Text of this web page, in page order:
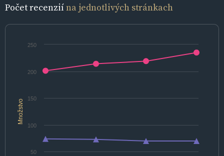
Počet recenziína jednotlivých stránkach
Množstvo
50
100
150
200
250